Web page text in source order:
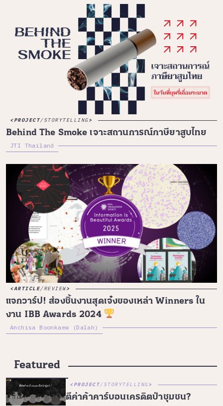
PROJECT/STORYTELLING
Behind The Smoke เจาะสถานการณ์ภาษียาสูบไทย
JTI Thailand
ARTICLE/REVIEW
แจกวาร์ป! ส่องชิ้นงานสุดเจ๋งของเหล่า Winners ใน
งาน IBB Awards 2024
Anchisa Boonkaew (Dalah)
Featured
PROJECT/STORYTELLING
ตีค่าค้าคาร์บอนเครดิตป่าชุมชน?